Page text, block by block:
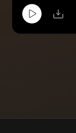
NSPW, le
Estrada.